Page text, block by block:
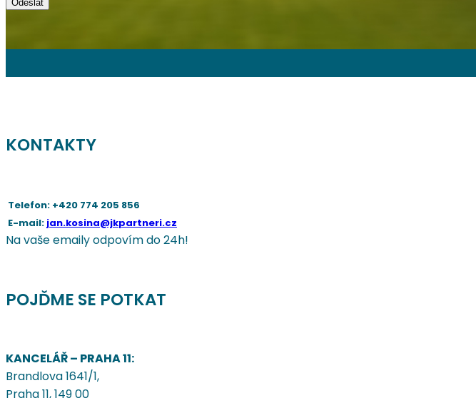
Odeslat
KONTAKTY
Telefon: +420 774 205 856
E-mail: jan.kosina@jkpartneri.cz
Na vaše emaily odpovím do 24h!
POJĎME SE POTKAT
KANCELÁŘ – PRAHA 11:
Brandlova 1641/1,
Praha 11, 149 00